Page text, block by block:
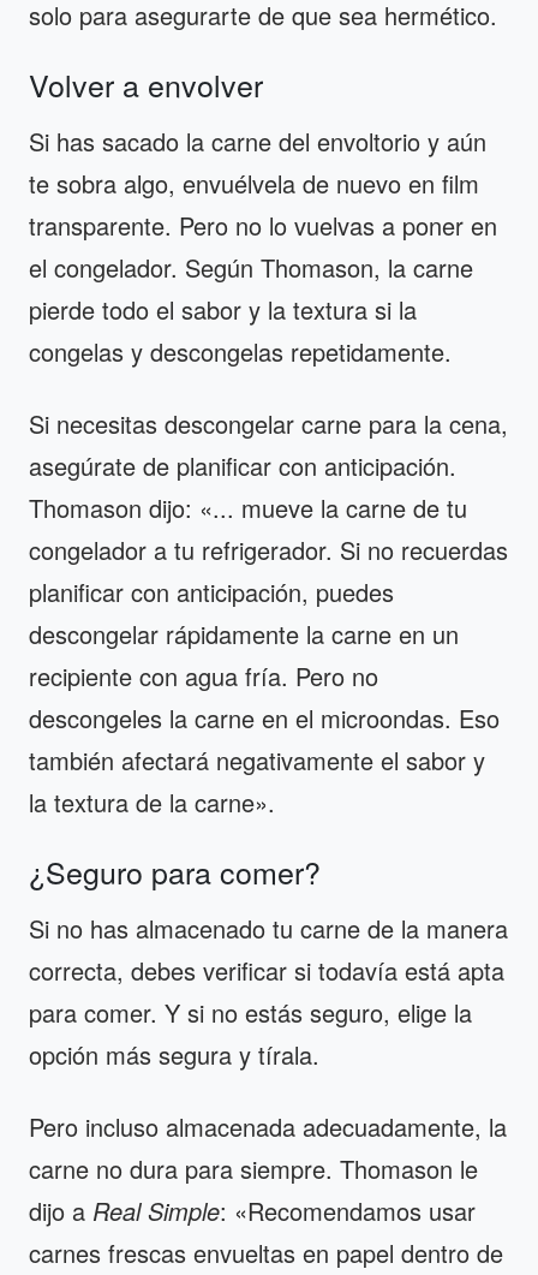
solo para asegurarte de que sea hermético.
Volver a envolver
Si has sacado la carne del envoltorio y aún
te sobra algo, envuélvela de nuevo en film
transparente. Pero no lo vuelvas a poner en
el congelador. Según Thomason, la carne
pierde todo el sabor y la textura si la
congelas y descongelas repetidamente.
Si necesitas descongelar carne para la cena,
asegúrate de planificar con anticipación.
Thomason dijo: «... mueve la carne de tu
congelador a tu refrigerador. Si no recuerdas
planificar con anticipación, puedes
descongelar rápidamente la carne en un
recipiente con agua fría. Pero no
descongeles la carne en el microondas. Eso
también afectará negativamente el sabor y
la textura de la carne».
¿Seguro para comer?
Si no has almacenado tu carne de la manera
correcta, debes verificar si todavía está apta
para comer. Y si no estás seguro, elige la
opción más segura y tírala.
Pero incluso almacenada adecuadamente, la
carne no dura para siempre. Thomason le
dijo a Real Simple: «Recomendamos usar
carnes frescas envueltas en papel dentro de